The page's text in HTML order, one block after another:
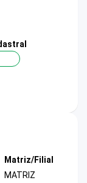
Matriz/Filial
MATRIZ